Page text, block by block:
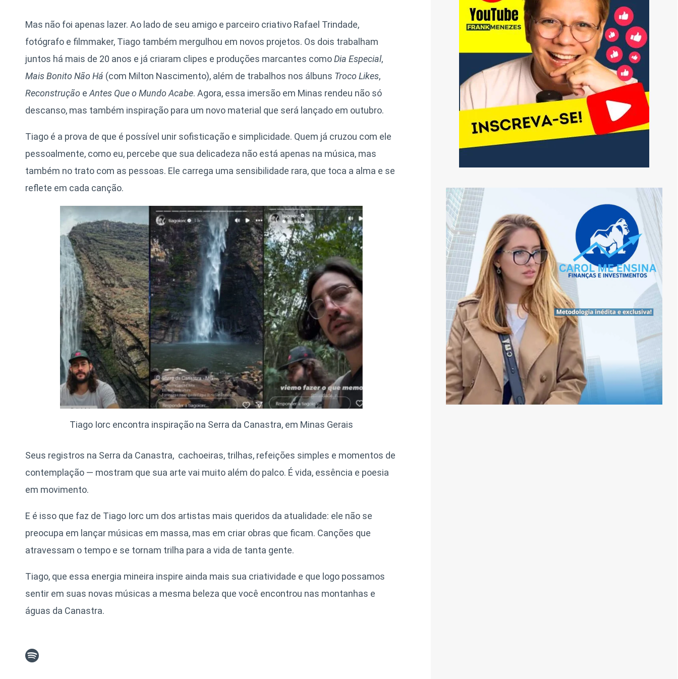
Mas não foi apenas lazer. Ao lado de seu amigo e parceiro criativo Rafael Trindade,
fotógrafo e filmmaker, Tiago também mergulhou em novos projetos. Os dois trabalham
juntos há mais de 20 anos e já criaram clipes e produções marcantes comoDia Especial,
Mais Bonito Não Há (com Milton Nascimento), além de trabalhos nos álbuns Troco Likes,
Reconstrução e Antes Que o Mundo Acabe. Agora, essa imersão em Minas rendeu não só
descanso, mas também inspiração para um novo material que será lançado em outubro.
Tiago é a prova de que é possível unir sofisticação e simplicidade. Quem já cruzou com ele
pessoalmente, como eu, percebe que sua delicadeza não está apenas na música, mas
também no trato com as pessoas. Ele carrega uma sensibilidade rara, que toca a alma e se
reflete em cada canção.
Tiago Iorc encontra inspiração na Serra da Canastra, em Minas Gerais
Seus registros na Serra da Canastra, cachoeiras, trilhas, refeições simples e momentos de
contemplação — mostram que sua arte vai muito além do palco. É vida, essência e poesia
em movimento.
E é isso que faz de Tiago Iorc um dos artistas mais queridos da atualidade: ele não se
preocupa em lançar músicas em massa, mas em criar obras que ficam. Canções que
atravessam o tempo e se tornam trilha para a vida de tanta gente.
Tiago, que essa energia mineira inspire ainda mais sua criatividade e que logo possamos
sentir em suas novas músicas a mesma beleza que você encontrou nas montanhas e
águas da Canastra.